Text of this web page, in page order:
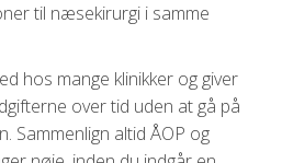
til næsekirurgi i samme
hos mange klinikker og giver
over tid uden at gå på
Sammenlign altid ÅOP og